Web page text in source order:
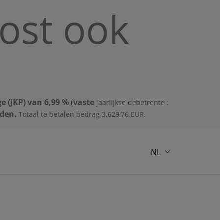
ook
(JKP) van 6,99 %(vastejaarlijkse debetrente :
Totaal te betalen bedrag 3.629,76 EUR.
NL